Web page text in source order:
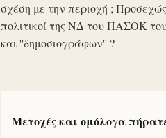
σχέση με την περιοχή ;
πολιτικοί της ΝΔ του ΠΑΣΟΚ
και ''δημοσιογράφων'' ?
Μετοχές και ομόλογα